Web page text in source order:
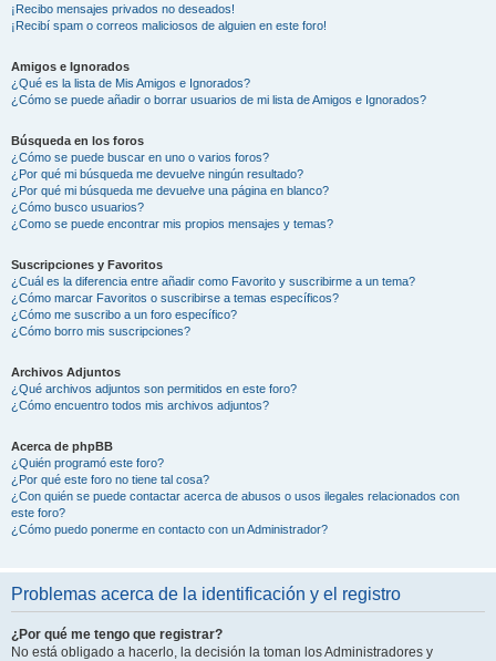
¡Recibo mensajes privados no deseados!
¡Recibí spam o correos maliciosos de alguien en este foro!
Amigos e Ignorados
¿Qué es la lista de Mis Amigos e Ignorados?
¿Cómo se puede añadir o borrar usuarios de mi lista de Amigos e Ignorados?
Búsqueda en los foros
¿Cómo se puede buscar en uno o varios foros?
¿Por qué mi búsqueda me devuelve ningún resultado?
¿Por qué mi búsqueda me devuelve una página en blanco?
¿Cómo busco usuarios?
¿Como se puede encontrar mis propios mensajes y temas?
Suscripciones y Favoritos
¿Cuál es la diferencia entre añadir como Favorito y suscribirme a un tema?
¿Cómo marcar Favoritos o suscribirse a temas específicos?
¿Cómo me suscribo a un foro específico?
¿Cómo borro mis suscripciones?
Archivos Adjuntos
¿Qué archivos adjuntos son permitidos en este foro?
¿Cómo encuentro todos mis archivos adjuntos?
Acerca de phpBB
¿Quién programó este foro?
¿Por qué este foro no tiene tal cosa?
¿Con quién se puede contactar acerca de abusos o usos ilegales relacionados con
este foro?
¿Cómo puedo ponerme en contacto con un Administrador?
Problemas acerca de la identificación y el registro
¿Por qué me tengo que registrar?
No está obligado a hacerlo, la decisión la toman los Administradores y